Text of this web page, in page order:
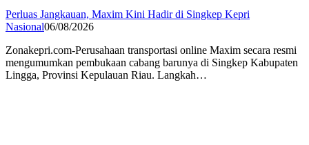
Perluas Jangkauan, Maxim Kini Hadir di Singkep Kepri
Nasional06/08/2026
Zonakepri.com-Perusahaan transportasi online Maxim secara resmi
mengumumkan pembukaan cabang barunya di Singkep Kabupaten
Lingga, Provinsi Kepulauan Riau. Langkah…